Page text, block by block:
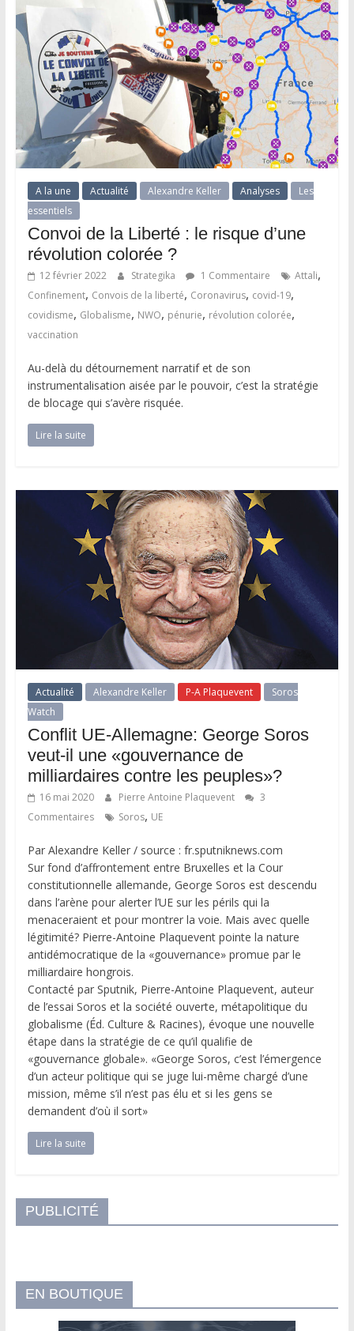
A la une Actualité Alexandre Keller Analyses
Les
essentiels
Convoi de la Liberté : le risque d’une
révolution colorée ?
12 février 2022 Strategika 1 Commentaire Attali,
Confinement, Convois de la liberté, Coronavirus, covid-19,
covidisme, Globalisme, NWO, pénurie, révolution colorée,
vaccination
Au-delà du détournement narratif et de son
instrumentalisation aisée par le pouvoir, c’est la stratégie
de blocage qui s’avère risquée.
Lire la suite
Actualité Alexandre Keller P-A Plaquevent
Soros
Watch
Conflit UE-Allemagne: George Soros
veut-il une «gouvernance de
milliardaires contre les peuples»?
16 mai 2020 Pierre Antoine Plaquevent
3
Commentaires
Soros, UE
Par Alexandre Keller / source : fr.sputniknews.com
Sur fond d’affrontement entre Bruxelles et la Cour
constitutionnelle allemande, George Soros est descendu
dans l’arène pour alerter l’UE sur les périls qui la
menaceraient et pour montrer la voie. Mais avec quelle
légitimité? Pierre-Antoine Plaquevent pointe la nature
antidémocratique de la «gouvernance» promue par le
milliardaire hongrois.
Contacté par Sputnik, Pierre-Antoine Plaquevent, auteur
de l’essai Soros et la société ouverte, métapolitique du
globalisme (Éd. Culture & Racines), évoque une nouvelle
étape dans la stratégie de ce qu’il qualifie de
«gouvernance globale». «George Soros, c’est l’émergence
d’un acteur politique qui se juge lui-même chargé d’une
mission, même s’il n’est pas élu et si les gens se
demandent d’où il sort»
Lire la suite
PUBLICITÉ
EN BOUTIQUE